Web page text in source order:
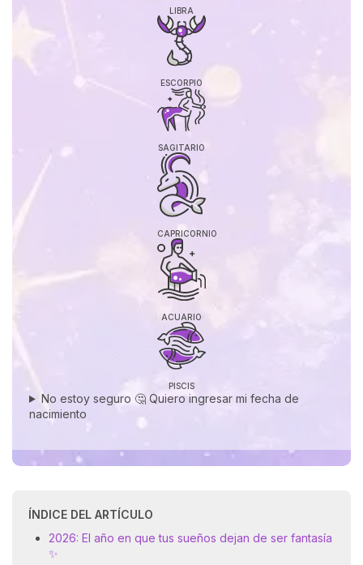
LIBRA
ESCORPIO
SAGITARIO
CAPRICORNIO
ACUARIO
PISCIS
No estoy seguro 🤔 Quiero ingresar mi fecha de
nacimiento
ÍNDICE DEL ARTÍCULO
2026: El año en que tus sueños dejan de ser fantasía
✨